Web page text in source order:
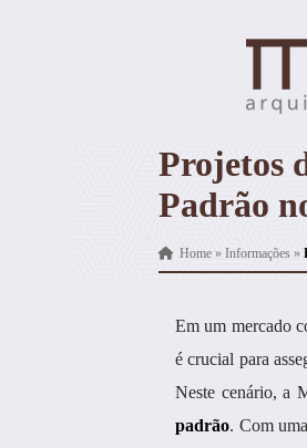
Projetos
Padrão
Home» Informações »
Em um mercado
é crucial para
Neste cenário, a
padrão. Com